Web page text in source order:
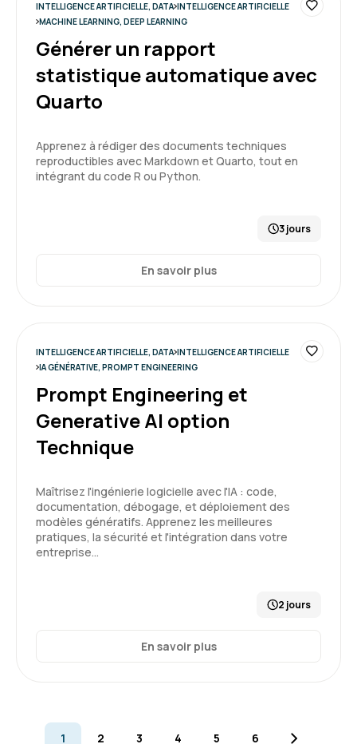
5
Formateur dynamique et pertinent
Formation : IA générative, état de l'art
CARNEIRO T. Le 19/03/2026
Jean-Luc T.
5
Cela m’a ouvert les yeux en matière d’IA
Formation : Prompt Engineering et Generative AI
particulier. connectivité très correcte.
INTELLIGENCE ARTIFICIELLE, DATA INTELLIGENCE ARTIFICIELLE
MACHINE LEARNING, DEEP LEARNING
Générer un rapport
statistique automatique avec
Quarto
Apprenez à rédiger des documents techniques
reproductibles avec Markdown et Quarto, tout en
intégrant du code R ou Python.
3 jours
En savoir plus
INTELLIGENCE ARTIFICIELLE, DATA INTELLIGENCE ARTIFICIELLE
IA GÉNÉRATIVE, PROMPT ENGINEERING
Prompt Engineering et
Generative AI option
Technique
Maîtrisez l'ingénierie logicielle avec l'IA : code,
documentation, débogage, et déploiement des
modèles génératifs. Apprenez les meilleures
pratiques, la sécurité et l'intégration dans votre
entreprise…
2 jours
En savoir plus
1 2 3 4 5 6